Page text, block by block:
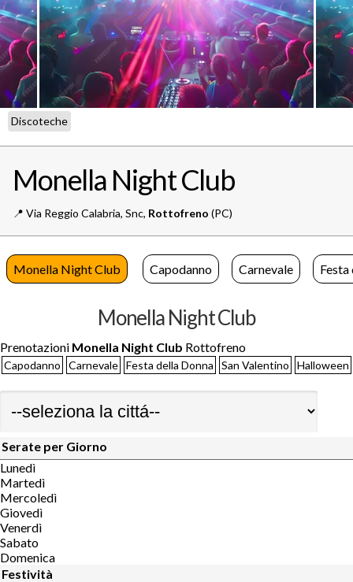
Discoteche
Monella Night Club
📍️ Via Reggio Calabria, Snc, Rottofreno (PC)
Monella Night Club Capodanno Carnevale Festa
Monella Night Club
Prenotazioni Monella Night Club Rottofreno
Capodanno Carnevale Festa della Donna San Valentino Halloween
Serate per Giorno
Lunedì
Martedì
Mercoledì
Giovedì
Venerdì
Sabato
Domenica
Festività